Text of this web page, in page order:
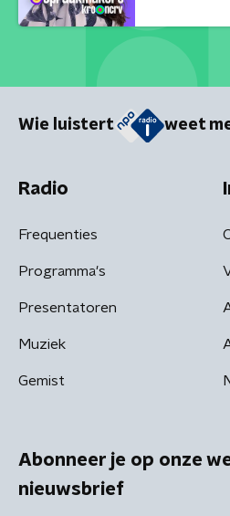
Wie luistert weet
Radio
Frequenties
Programma's
Presentatoren
Muziek
Gemist
Abonneer je op onze
nieuwsbrief